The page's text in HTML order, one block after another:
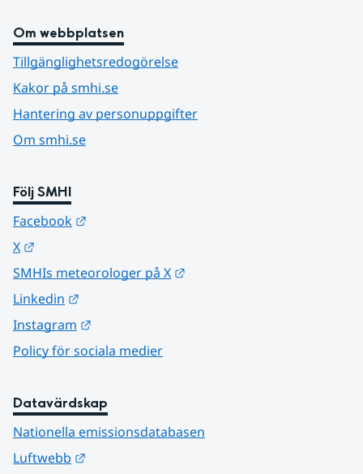
Om webbplatsen
Tillgänglighetsredogörelse
Kakor på smhi.se
Hantering av personuppgifter
Om smhi.se
Följ SMHI
Facebook
X
SMHIs meteorologer på X
Linkedin
Instagram
Policy för sociala medier
Datavärdskap
Nationella emissionsdatabasen
Luftwebb